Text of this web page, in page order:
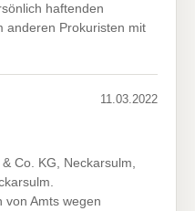
haftenden
anderen Prokuristen mit
11.03.2022
Co. KG, Neckarsulm,
von Amts wegen